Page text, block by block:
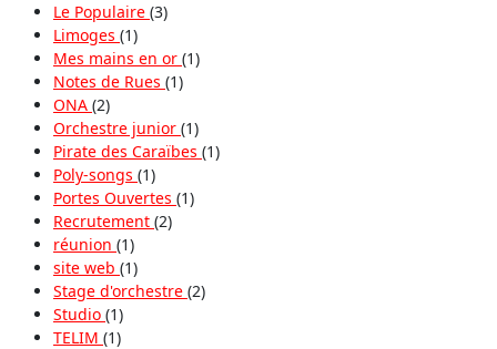
Le Populaire (3)
Limoges (1)
Mes mains en or (1)
Notes de Rues (1)
ONA (2)
Orchestre junior (1)
Pirate des Caraïbes (1)
Poly-songs (1)
Portes Ouvertes (1)
Recrutement (2)
réunion (1)
site web (1)
Stage d'orchestre (2)
Studio (1)
TELIM (1)